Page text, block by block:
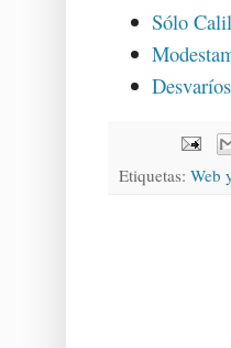
Sólo
Etiquetas: Web